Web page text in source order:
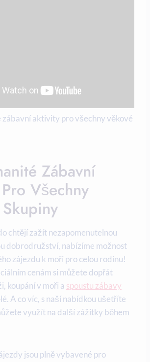
Zábavní⁢
Všechny
chtějí zažít nezapomenutelnou
dobrodružství, nabízíme možnost
zájezdu k moři pro celou rodinu!
cenám si můžete dopřát
koupání v moři a spoustu zábavy
A co víc, s naší nabídkou ušetříte
využít na další zážitky⁣ během
‌jsou plně vybavené pro